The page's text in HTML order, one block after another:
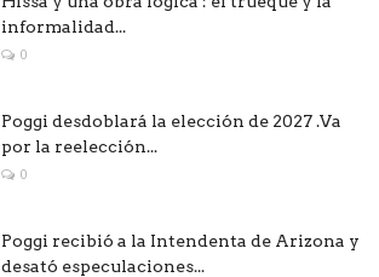
informalidad...
0
Poggi desdoblará la elección de 2027 .Va
por la reelección...
0
Poggi recibió a la Intendenta de Arizona y
desató especulaciones...